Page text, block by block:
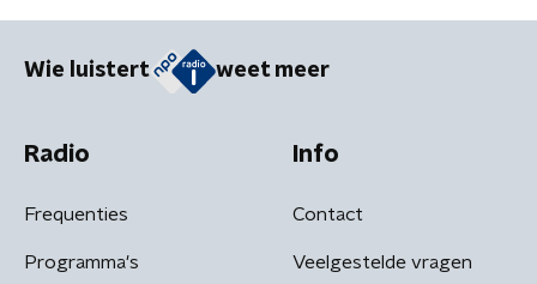
Wie luistert weet meer
Radio
Frequenties
Programma's
Info
Contact
Veelgestelde vragen